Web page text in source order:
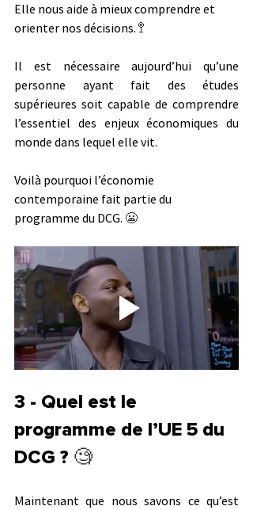
Elle nous aide à mieux comprendre et
orienter nos décisions. 🚏
Il est nécessaire aujourd’hui qu’une
personne ayant fait des études
supérieures soit capable de comprendre
l’essentiel des enjeux économiques du
monde dans lequel elle vit.
Voilà pourquoi l’économie
contemporaine fait partie du
programme du DCG. 😬
3 - Quel est le
programme de l’UE 5 du
DCG ? 🧐
Maintenant que nous savons ce qu’est